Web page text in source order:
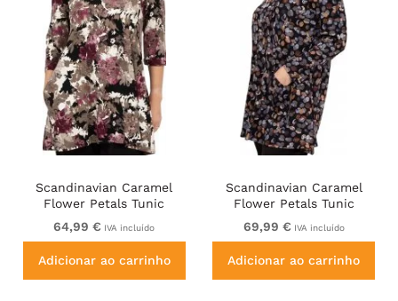
Scandinavian Caramel
Flower Petals Tunic
Brown
64,99 € IVA incluído
Adicionar ao carrinho
Scandinavian Caramel
Flower Petals Tunic
Copper and Blue
69,99 € IVA incluído
Adicionar ao carrinho